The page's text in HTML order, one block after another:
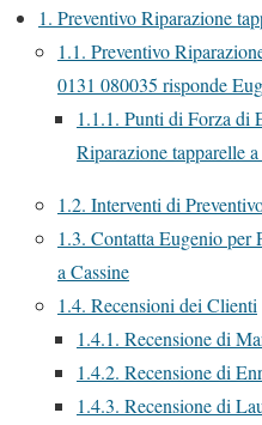
1. Preventivo Riparazione
1.1. Preventivo
0131 080035 risponde
1.1.1. Punti di Forza di
Riparazione tapparelle
1.2. Interventi di
1.3. Contatta Eugenio per
a Cassine
1.4. Recensioni dei Clienti
1.4.1. Recensione di
1.4.2. Recensione di
1.4.3. Recensione di